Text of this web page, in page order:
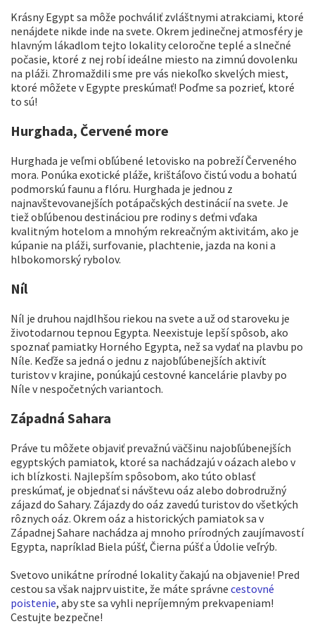
Krásny Egypt sa môže pochváliť zvláštnymi atrakciami, ktoré
nenájdete nikde inde na svete. Okrem jedinečnej atmosféry je
hlavným lákadlom tejto lokality celoročne teplé a slnečné
počasie, ktoré z nej robí ideálne miesto na zimnú dovolenku
na pláži. Zhromaždili sme pre vás niekoľko skvelých miest,
ktoré môžete v Egypte preskúmať! Poďme sa pozrieť, ktoré
to sú!
Hurghada, Červené more
Hurghada je veľmi obľúbené letovisko na pobreží Červeného
mora. Ponúka exotické pláže, krištáľovo čistú vodu a bohatú
podmorskú faunu a flóru. Hurghada je jednou z
najnavštevovanejších potápačských destinácií na svete. Je
tiež obľúbenou destináciou pre rodiny s deťmi vďaka
kvalitným hotelom a mnohým rekreačným aktivitám, ako je
kúpanie na pláži, surfovanie, plachtenie, jazda na koni a
hlbokomorský rybolov.
Níl
Níl je druhou najdlhšou riekou na svete a už od staroveku je
životodarnou tepnou Egypta. Neexistuje lepší spôsob, ako
spoznať pamiatky Horného Egypta, než sa vydať na plavbu po
Níle. Keďže sa jedná o jednu z najobľúbenejších aktivít
turistov v krajine, ponúkajú cestovné kancelárie plavby po
Níle v nespočetných variantoch.
Západná Sahara
Práve tu môžete objaviť prevažnú väčšinu najobľúbenejších
egyptských pamiatok, ktoré sa nachádzajú v oázach alebo v
ich blízkosti. Najlepším spôsobom, ako túto oblasť
preskúmať, je objednať si návštevu oáz alebo dobrodružný
zájazd do Sahary. Zájazdy do oáz zavedú turistov do všetkých
rôznych oáz. Okrem oáz a historických pamiatok sa v
Západnej Sahare nachádza aj mnoho prírodných zaujímavostí
Egypta, napríklad Biela púšť, Čierna púšť a Údolie veľrýb.
Svetovo unikátne prírodné lokality čakajú na objavenie! Pred
cestou sa však najprv uistite, že máte správne cestovné
poistenie, aby ste sa vyhli nepríjemným prekvapeniam!
Cestujte bezpečne!